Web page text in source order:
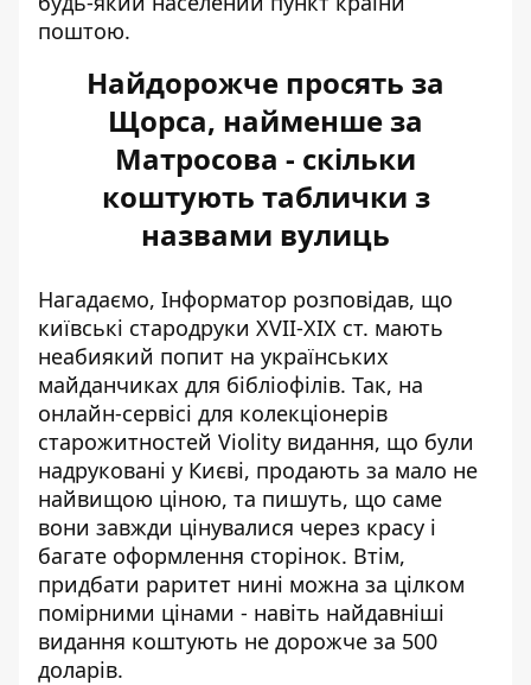
поштою.
Найдорожче просять за
Щорса, найменше за
Матросова - скільки
коштують таблички з
назвами вулиць
Нагадаємо, Інформатор розповідав, що
київські стародруки XVII-XIX ст. мають
неабиякий попит на українських
майданчиках для бібліофілів. Так, на
онлайн-сервісі для колекціонерів
старожитностей Violity видання, що були
надруковані у Києві, продають за мало не
найвищою ціною, та пишуть, що саме
вони завжди цінувалися через красу і
багате оформлення сторінок. Втім,
придбати раритет нині можна за цілком
помірними цінами - навіть найдавніші
видання коштують не дорожче за 500
доларів.